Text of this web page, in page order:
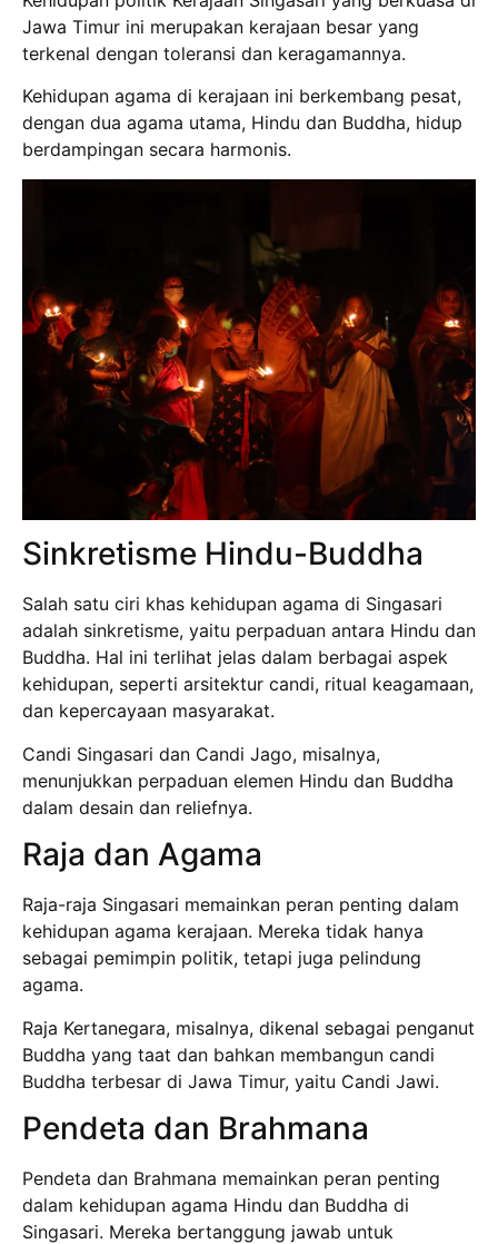
Jawa Timur ini merupakan kerajaan besar yang
terkenal dengan toleransi dan keragamannya.
Kehidupan agama di kerajaan ini berkembang pesat,
dengan dua agama utama, Hindu dan Buddha, hidup
berdampingan secara harmonis.
Sinkretisme Hindu-Buddha
Salah satu ciri khas kehidupan agama di Singasari
adalah sinkretisme, yaitu perpaduan antara Hindu dan
Buddha. Hal ini terlihat jelas dalam berbagai aspek
kehidupan, seperti arsitektur candi, ritual keagamaan,
dan kepercayaan masyarakat.
Candi Singasari dan Candi Jago, misalnya,
menunjukkan perpaduan elemen Hindu dan Buddha
dalam desain dan reliefnya.
Raja dan Agama
Raja-raja Singasari memainkan peran penting dalam
kehidupan agama kerajaan. Mereka tidak hanya
sebagai pemimpin politik, tetapi juga pelindung
agama.
Raja Kertanegara, misalnya, dikenal sebagai penganut
Buddha yang taat dan bahkan membangun candi
Buddha terbesar di Jawa Timur, yaitu Candi Jawi.
Pendeta dan Brahmana
Pendeta dan Brahmana memainkan peran penting
dalam kehidupan agama Hindu dan Buddha di
Singasari. Mereka bertanggung jawab untuk